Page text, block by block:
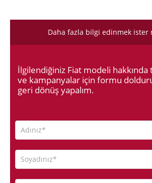
Daha fazla bilgi edinmek ister
İlgilendiğiniz Fiat modeli
ve kampanyalar için formu
geri dönüş yapalım.